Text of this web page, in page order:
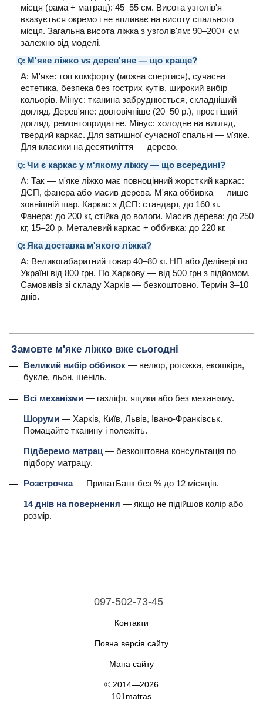
місця (рама + матрац): 45–55 см. Висота узголів'я
вказується окремо і не впливає на висоту спального
місця. Загальна висота ліжка з узголів'ям: 90–200+ см
залежно від моделі.
Q: М'яке ліжко vs дерев'яне — що краще?
A: М'яке: топ комфорту (можна спертися), сучасна
естетика, безпека без гострих кутів, широкий вибір
кольорів. Мінус: тканина забруднюється, складніший
догляд. Дерев'яне: довговічніше (20–50 р.), простіший
догляд, ремонтопридатне. Мінус: холодне на вигляд,
твердий каркас. Для затишної сучасної спальні — м'яке.
Для класики на десятиліття — дерево.
Q:Чи є каркас у м'якому ліжку — що всередині?
A: Так — м'яке ліжко має повноцінний жорсткий каркас:
ДСП, фанера або масив дерева. М'яка оббивка — лише
зовнішній шар. Каркас з ДСП: стандарт, до 160 кг.
Фанера: до 200 кг, стійка до вологи. Масив дерева: до 250
кг, 15–20 р. Металевий каркас + оббивка: до 220 кг.
Q:Яка доставка м'якого ліжка?
A: Великогабаритний товар 40–80 кг. НП або Делівері по
Україні від 800 грн. По Харкову — від 500 грн з підйомом.
Самовивіз зі складу Харків — безкоштовно. Термін 3–10
днів.
Замовте м'яке ліжко вже сьогодні
Великий вибір оббивок — велюр, рогожка, екошкіра,
букле, льон, шеніль.
Всі механізми — газліфт, ящики або без механізму.
Шоруми — Харків, Київ, Львів, Івано-Франківськ.
Помацайте тканину і полежіть.
Підберемо матрац — безкоштовна консультація по
підбору матрацу.
Розстрочка— ПриватБанк без % до 12 місяців.
14 днів на повернення — якщо не підійшов колір або
розмір.
097-502-73-45
Контакти
Повна версія сайту
Мапа сайту
© 2014—2026
101matras